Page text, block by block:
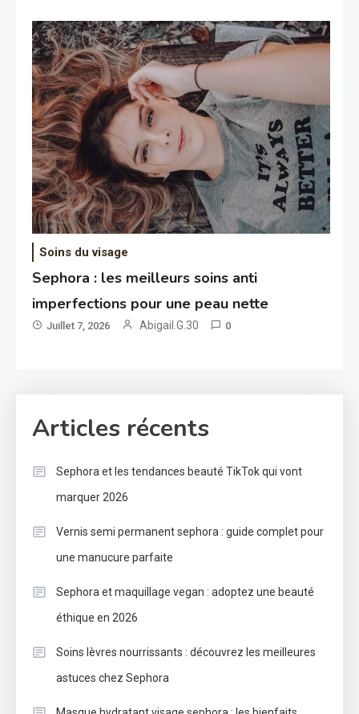
Soins du visage
Sephora : les meilleurs soins anti
imperfections pour une peau nette
Juillet 7, 2026 Abigail.G.30 0
Articles récents
Sephora et les tendances beauté TikTok qui vont
marquer 2026
Vernis semi permanent sephora : guide complet pour
une manucure parfaite
Sephora et maquillage vegan : adoptez une beauté
éthique en 2026
Soins lèvres nourrissants : découvrez les meilleures
astuces chez Sephora